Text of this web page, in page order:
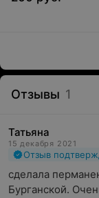
Отзывы 1
Татьяна
15 декабря 2021
Отзыв
сделала
Бурганской.